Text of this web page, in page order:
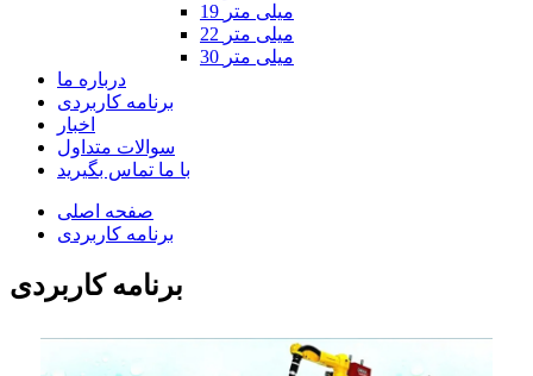
19 میلی متر
22 میلی متر
30 میلی متر
درباره ما
برنامه کاربردی
اخبار
سوالات متداول
با ما تماس بگیرید
صفحه اصلی
برنامه کاربردی
برنامه کاربردی